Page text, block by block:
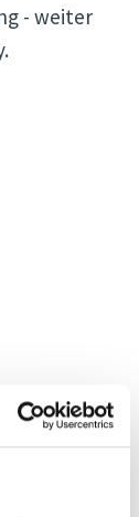
- weiter